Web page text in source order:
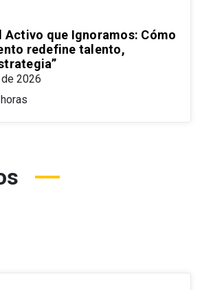
Activo que Ignoramos: Cómo
redefine talento,
2026